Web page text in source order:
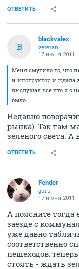
ОТВЕТИТЬ
B
blackvalex
veteran
17 июня 2011
Меня смутило то, что
и инструктор и ждала
выслушал все что я о
было.
Недавно
рынка). Так там
зеленого света. А
ОТВЕТИТЬ
Fender
guru
17 июня 2011
А поясните
заезде с
уже давно
соответственно
пешеходов,
стоять - ждать